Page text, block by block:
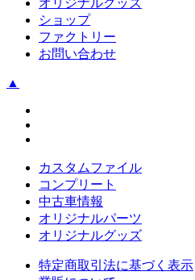
ショップ
ファクトリー
お問い合わせ
▲
カスタムファイル
コンプリート
中古車情報
オリジナルパーツ
オリジナルグッズ
特定商取引法に基づく表示